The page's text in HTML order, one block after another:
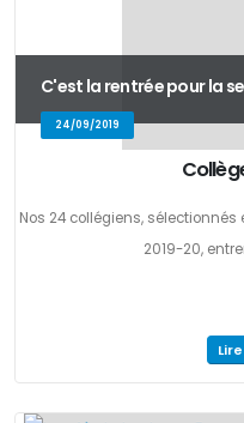
C'est la rentrée pour la
24/09/2019
Nos 24 collégiens,
2019-20,